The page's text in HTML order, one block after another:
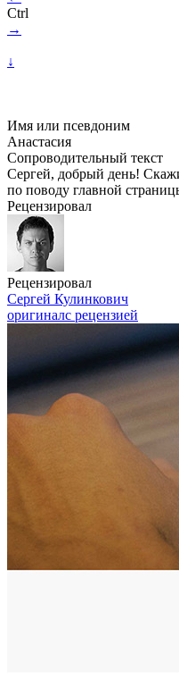
Ctrl
→
↓
Имя или псевдоним
Анастасия
Сопроводительный текст
Сергей, добрый день!
по поводу главной
Рецензировал
Рецензировал
Сергей Кулинкович
оригиналс рецензией